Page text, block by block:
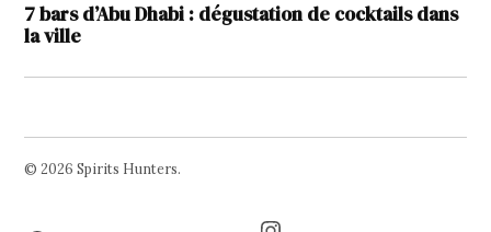
7 bars d’Abu Dhabi : dégustation de cocktails dans
la ville
© 2026 Spirits Hunters.